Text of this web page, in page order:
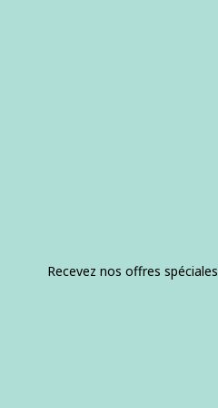
Recevez nos offres spéciales